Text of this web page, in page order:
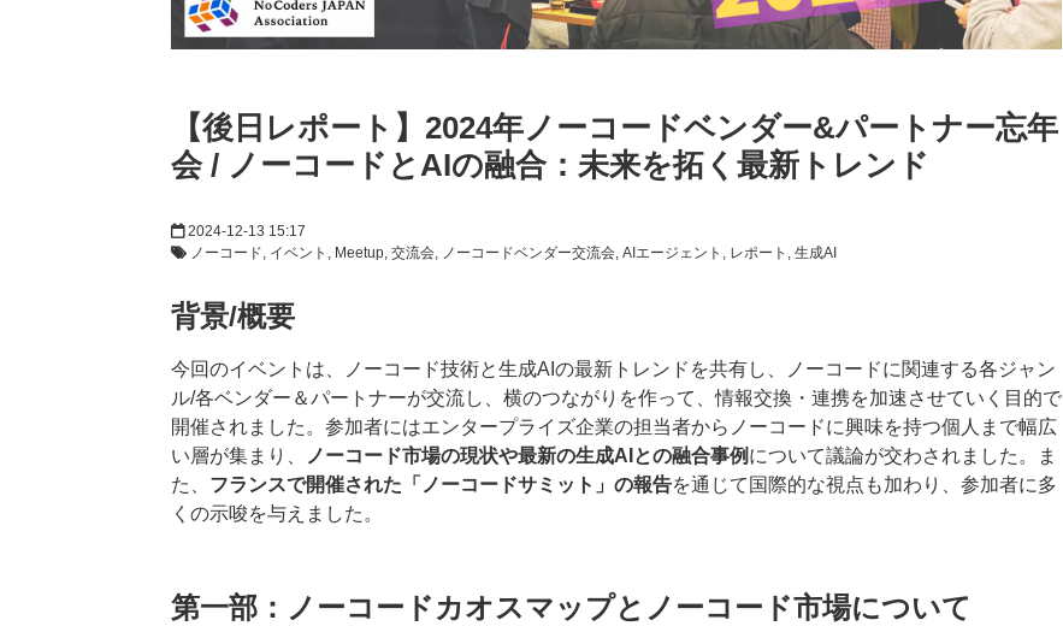
【後日レポート】2024年ノーコードベンダー&パートナー忘年
会 / ノーコードとAIの融合：未来を拓く最新トレンド
2024-12-13 15:17
ノーコード イベント Meetup 交流会 ノーコードベンダー交流会 AIエージェント レポート 生成AI
背景/概要
今回のイベントは、ノーコード技術と生成AIの最新トレンドを共有し、ノーコードに関連する各ジャン
ル/各ベンダー＆パートナーが交流し、横のつながりを作って、情報交換・連携を加速させていく目的で
開催されました。参加者にはエンタープライズ企業の担当者からノーコードに興味を持つ個人まで幅広
い層が集まり、
ノーコード市場の現状や最新の生成AIとの融合事例 について議論が交わされました。ま
た、 フランスで開催された「ノーコードサミット」の報告を通じて国際的な視点も加わり、参加者に多
くの示唆を与えました。
第一部：ノーコードカオスマップとノーコード市場について